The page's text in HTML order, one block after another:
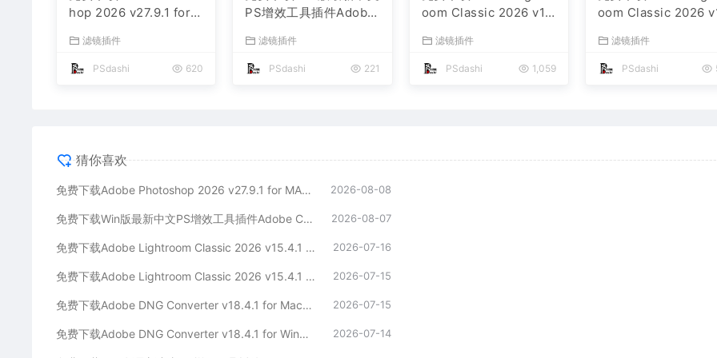
hop 2026 v27.9.1 for
文最新PS软件激活一键
安装包Ai智能修图设计
滤镜插件
PSdashi 620
PS增效工具插件Adobe
R v18.5.0 摄影后期一键
安装包预设Lrc照片文件
滤镜插件
PSdashi 221
oom Classic 2026 v1
版中文LrC软件激活安装
包摄影后期照片图片编
滤镜插件
PSdashi 1,059
oom Classic 2026
版中文LrC软件激活安
包摄影后期照片图片
滤镜插件
PSdashi
猜你喜欢
免费下载Adobe Photoshop 2026 v27.9.1 for MAC多国语言版正式中文最新PS软件激活一键安装包Ai智能修图设计师平面设计工具 2026-08-08
免费下载Win版最新中文PS增效工具插件Adobe Camera Raw 2026 ACR v18.5.0 摄影后期一键安装包预设Lrc照片文件文档格式打开处理编辑 2026-08-07
免费下载Adobe Lightroom Classic 2026 v15.4.1 for Mac多国语言版中文LrC软件激活安装包摄影后期照片图片编辑工具 2026-07-16
免费下载Adobe Lightroom Classic 2026 v15.4.1 for win多国语言版中文LrC软件激活安装包摄影后期照片图片编辑工具 2026-07-15
免费下载Adobe DNG Converter v18.4.1 for Mac多国语言中文版安装包图片RAW相机照片格式转换器Lrc数字负片PS插件软件工具 2026-07-15
免费下载Adobe DNG Converter v18.4.1 for Win多国语言中文版安装包图片RAW相机照片格式转换器Lrc数字负片PS插件软件工具 2026-07-14